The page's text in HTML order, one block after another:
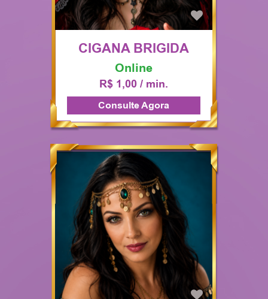
CIGANA BRIGIDA
Online
R$ 1,00 / min.
Consulte Agora